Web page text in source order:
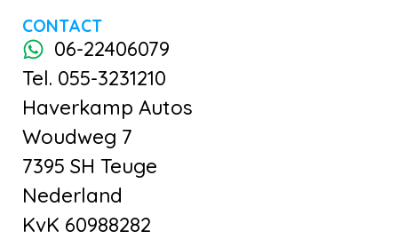
CONTACT
06-22406079
Tel. 055-3231210
Haverkamp Autos
Woudweg 7
7395 SH Teuge
Nederland
KvK 60988282